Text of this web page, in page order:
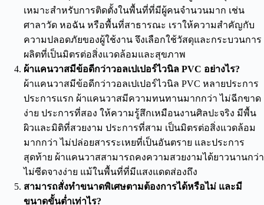
เหมาะสำหรับการติดตั้งในพื้นที่ที่มีผู้คนจำนวนมาก เช่น
ศาลาวัด หอฉัน หรือพื้นที่สาธารณะ เราให้ความสำคัญกับ
ความปลอดภัยของผู้ใช้งาน จึงเลือกใช้วัสดุและกระบวนการ
ผลิตที่เป็นมิตรต่อสิ่งแวดล้อมและสุขภาพ
ผ้าแคนวาสมีข้อดีกว่าวอลเปเปอร์ไวนิล PVC อย่างไร?
ผ้าแคนวาสมีข้อดีกว่าวอลเปเปอร์ไวนิล PVC หลายประการ
ประการแรก ผ้าแคนวาสมีความทนทานมากกว่า ไม่ฉีกขาด
ง่าย ประการที่สอง ให้ความรู้สึกเหมือนงานศิลปะจริง มีพื้น
ผิวและมิติที่สวยงาม ประการที่สาม เป็นมิตรต่อสิ่งแวดล้อม
มากกว่า ไม่ปล่อยสารระเหยที่เป็นอันตราย และประการ
สุดท้าย ผ้าแคนวาสสามารถคงความสวยงามได้ยาวนานกว่า
ไม่ซีดจางง่าย แม้ในพื้นที่ที่มีแสงแดดส่องถึง
สามารถสั่งทำขนาดพิเศษตามต้องการได้หรือไม่ และมี
ขนาดขั้นต่ำเท่าไร?